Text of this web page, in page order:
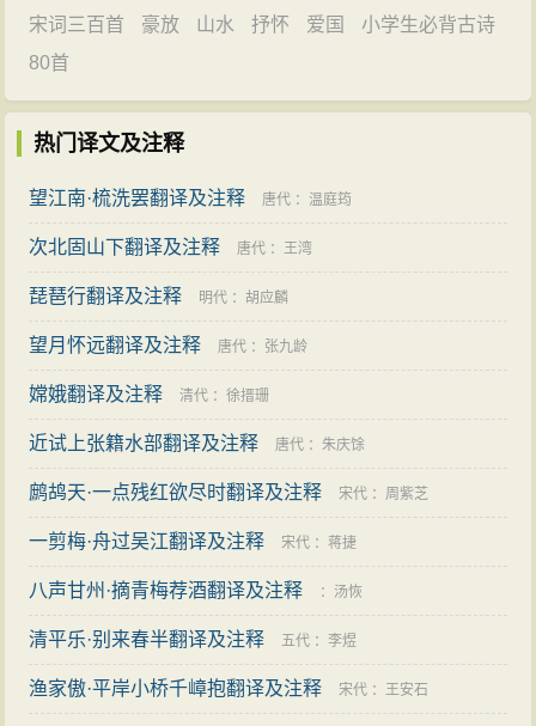
宋词三百首 豪放 山水 抒怀 爱国
小学生必背古诗
80首
热门译文及注释
望江南·梳洗罢翻译及注释 唐代 ：温庭筠
次北固山下翻译及注释 唐代 ：王湾
琵琶行翻译及注释 明代 ：胡应麟
望月怀远翻译及注释 唐代 ： 张九龄
嫦娥翻译及注释 清代 ：徐搢珊
近试上张籍水部翻译及注释 唐代 ：朱庆馀
鹧鸪天·一点残红欲尽时翻译及注释 宋代 ： 周紫芝
一剪梅·舟过吴江翻译及注释 宋代 ：蒋捷
八声甘州·摘青梅荐酒翻译及注释 ： 汤恢
清平乐·别来春半翻译及注释 五代 ：李煜
渔家傲·平岸小桥千嶂抱翻译及注释 宋代 ：王安石